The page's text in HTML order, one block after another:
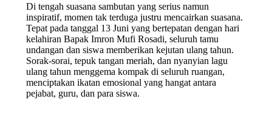
Di tengah suasana sambutan yang serius namun
inspiratif, momen tak terduga justru mencairkan suasana.
Tepat pada tanggal 13 Juni yang bertepatan dengan hari
kelahiran Bapak Imron Mufi Rosadi, seluruh tamu
undangan dan siswa memberikan kejutan ulang tahun.
Sorak-sorai, tepuk tangan meriah, dan nyanyian lagu
ulang tahun menggema kompak di seluruh ruangan,
menciptakan ikatan emosional yang hangat antara
pejabat, guru, dan para siswa.